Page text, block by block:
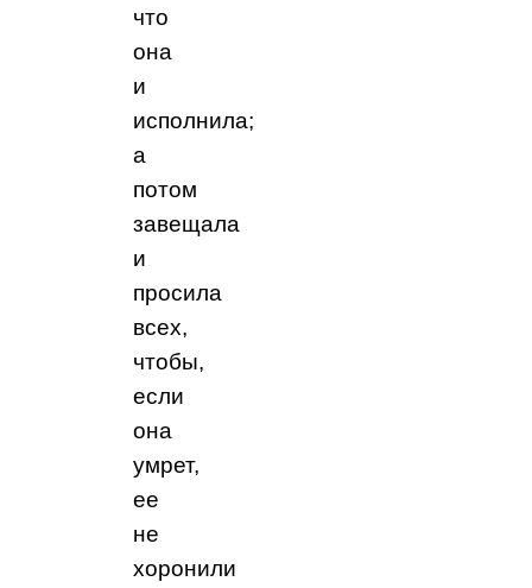
что
она
и
исполнила;
а
потом
завещала
и
просила
всех,
чтобы,
если
она
умрет,
ее
не
хоронили